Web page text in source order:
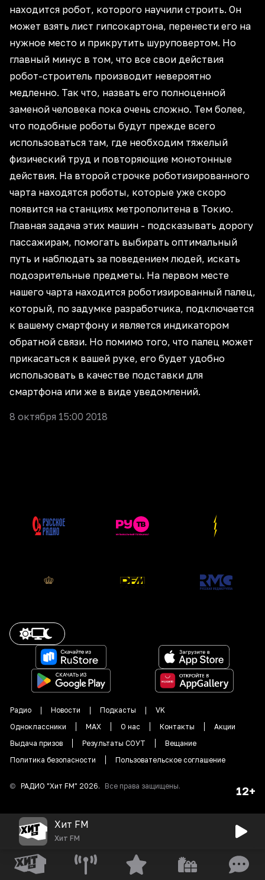
находится робот, которого научили строить. Он
может взять лист гипсокартона, перенести его на
нужное место и прикрутить шуруповертом. Но
главный минус в том, что все свои действия
робот-строитель производит невероятно
медленно. Так что, назвать его полноценной
заменой человека пока очень сложно. Тем более,
что подобные роботы будут прежде всего
использоваться там, где необходим тяжелый
физический труд и повторяющие монотонные
действия. На второй строчке роботизированного
чарта находятся роботы, которые уже скоро
появится на станциях метрополитена в Токио.
Главная задача этих машин - подсказывать дорогу
пассажирам, помогать выбирать оптимальный
путь и наблюдать за поведением людей, искать
подозрительные предметы. На первом месте
нашего чарта находится роботизированный палец,
который, по задумке разработчика, подключается
к вашему смартфону и является индикатором
обратной связи. Но помимо того, что палец может
прикасаться к вашей руке, его будет удобно
использовать в качестве подставки для
смартфона или же в виде уведомлений.
8 октября 15:00 2018
Радио Новости Подкасты
VK
Одноклассники
MAX О нас Контакты
Акции
Выдача призов
Результаты СОУТ
Вещание
Политика безопасности
Пользовательское соглашение
© РАДИО "Хит FM" 2026. Все права защищены. 12+
Хит FM
Хит FM